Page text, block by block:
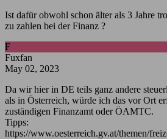
Ist dafür obwohl schon älter als 3 Jahre
zu zahlen bei der Finanz ?
F
Fuxfan
May 02, 2023
Da wir hier in DE teils ganz andere
als in Österreich, würde ich das vor Ort
zuständigen Finanzamt oder ÖAMTC.
Tipps:
https://www.oesterreich.gv.at/themen/